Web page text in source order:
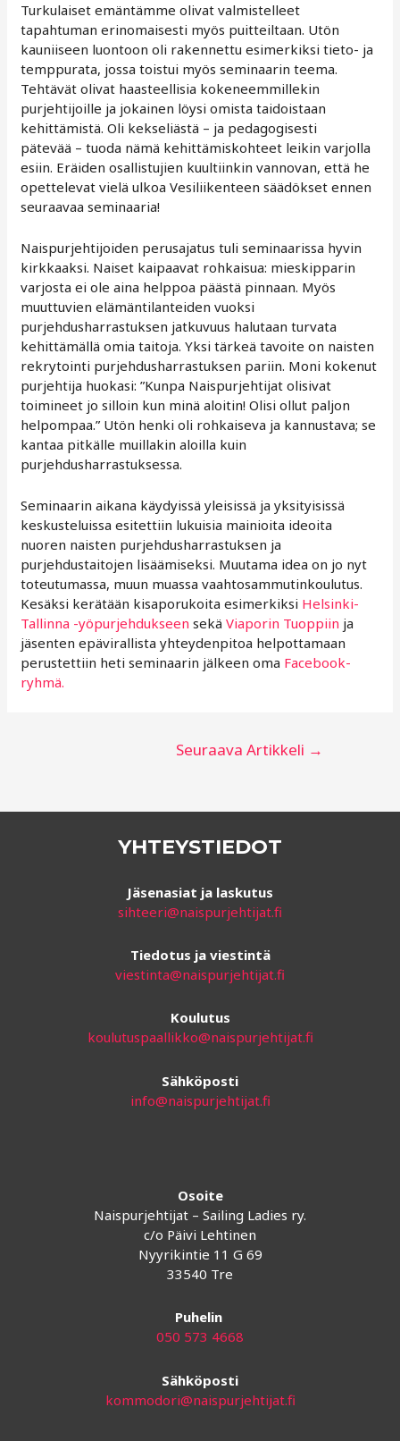
Turkulaiset emäntämme olivat valmistelleet
tapahtuman erinomaisesti myös puitteiltaan. Utön
kauniiseen luontoon oli rakennettu esimerkiksi tieto- ja
temppurata, jossa toistui myös seminaarin teema.
Tehtävät olivat haasteellisia kokeneemmillekin
purjehtijoille ja jokainen löysi omista taidoistaan
kehittämistä. Oli kekseliästä – ja pedagogisesti
pätevää – tuoda nämä kehittämiskohteet leikin varjolla
esiin. Eräiden osallistujien kuultiinkin vannovan, että he
opettelevat vielä ulkoa Vesiliikenteen säädökset ennen
seuraavaa seminaaria!
Naispurjehtijoiden perusajatus tuli seminaarissa hyvin
kirkkaaksi. Naiset kaipaavat rohkaisua: mieskipparin
varjosta ei ole aina helppoa päästä pinnaan. Myös
muuttuvien elämäntilanteiden vuoksi
purjehdusharrastuksen jatkuvuus halutaan turvata
kehittämällä omia taitoja. Yksi tärkeä tavoite on naisten
rekrytointi purjehdusharrastuksen pariin. Moni kokenut
purjehtija huokasi: ”Kunpa Naispurjehtijat olisivat
toimineet jo silloin kun minä aloitin! Olisi ollut paljon
helpompaa.” Utön henki oli rohkaiseva ja kannustava; se
kantaa pitkälle muillakin aloilla kuin
purjehdusharrastuksessa.
Seminaarin aikana käydyissä yleisissä ja yksityisissä
keskusteluissa esitettiin lukuisia mainioita ideoita
nuoren naisten purjehdusharrastuksen ja
purjehdustaitojen lisäämiseksi. Muutama idea on jo nyt
toteutumassa, muun muassa vaahtosammutinkoulutus.
Kesäksi kerätään kisaporukoita esimerkiksi Helsinki-
Tallinna -yöpurjehdukseensekä Viaporin Tuoppiin ja
jäsenten epävirallista yhteydenpitoa helpottamaan
perustettiin heti seminaarin jälkeen oma Facebook-
ryhmä.
Seuraava Artikkeli →
YHTEYSTIEDOT
Jäsenasiat ja laskutus
sihteeri@naispurjehtijat.fi
Tiedotus ja viestintä
viestinta@naispurjehtijat.fi
Koulutus
koulutuspaallikko@naispurjehtijat.fi
Sähköposti
info@naispurjehtijat.fi
Osoite
Naispurjehtijat – Sailing Ladies ry.
c/o Päivi Lehtinen
Nyyrikintie 11 G 69
33540 Tre
Puhelin
050 573 4668
Sähköposti
kommodori@naispurjehtijat.fi